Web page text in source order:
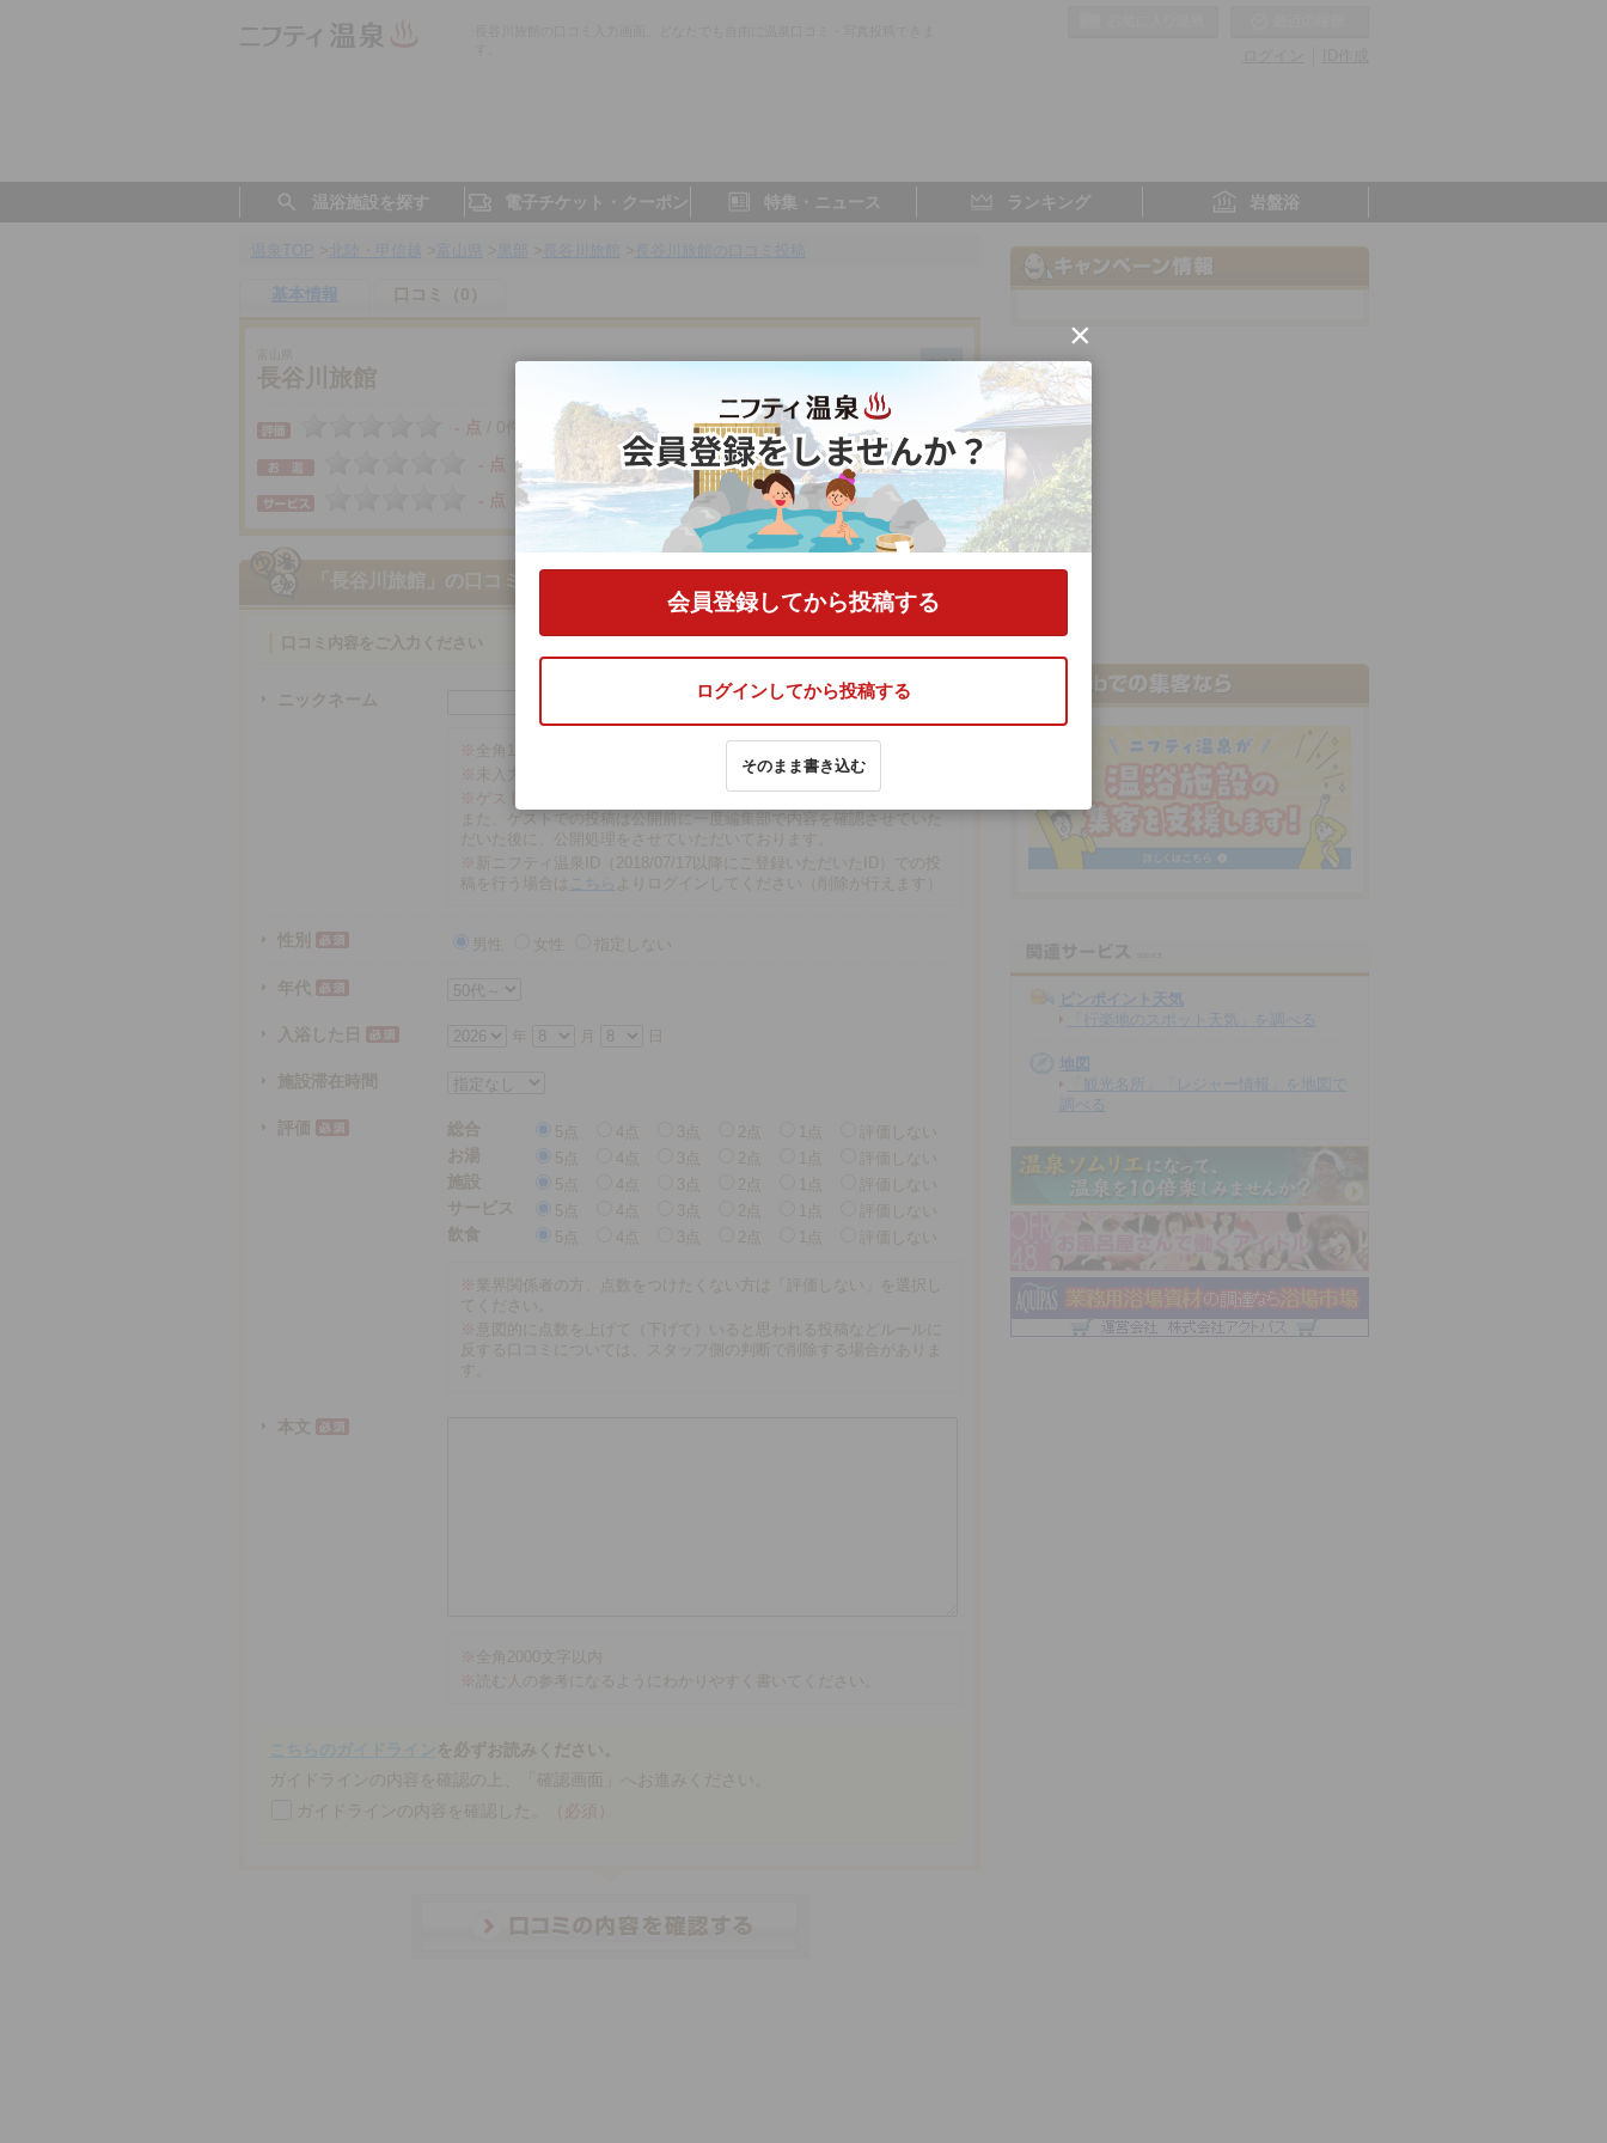
温浴施設を探す 電子チケット・クーポン 特集・ニュース ランキング 岩盤浴
基本情報 口コミ（0）
長谷川旅館
- 点 / 0件 富山県／黒部
- 点
- 点
- 点
- 点
「長谷川旅館」 の口コミをする
ニックネーム
※ 全角16文字以内
※
※ゲストでの投稿は、再編集や削除ができませんので注意ください。
また、ゲストでの投稿は公開前に一度編集部で内容を確認させていた
だいた後に、公開処理をさせていただいております。
※ 新ニフティ温泉ID（2018/07/17以降にご登録いただいたID）での投
稿を行う場合は
こちら よりログインしてください（削除が行えます）
性別 男性 女性 指定しない
年代
入浴した日 年
施設滞在時間
評価 総合 5点 3点 2点 1点
評価しない
お湯
5点 3点 2点 1点
評価しない
施設
5点 3点 2点 1点
評価しない
サービス
5点 3点 2点 1点
評価しない
飲食
5点 3点 2点 1点 評価しない
※ 業界関係者の方、点数をつけたくない方は「評価しない」を選択し
てください。
※ 意図的に点数を上げて（下げて）いると思われる投稿などルールに
反する口コミについては、スタッフ側の判断で削除する場合がありま
本文
※ 全角2000文字以内
※ 読む人の参考になるようにわかりやすく書いてください。
（必須）
ピンポイント天気
「行楽地のスポット天気」を調べる
地図
「観光名所」「レジャー情報」を地図で
調べる
×
会員登録してから投稿する
ログインしてから投稿する
そのまま書き込む